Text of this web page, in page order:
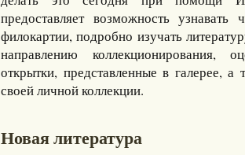
предоставляет возможность
филокартии, подробно изучать
направлению коллекционирования,
открытки, представленные в галерее, а
своей личной коллекции.
Новая литература